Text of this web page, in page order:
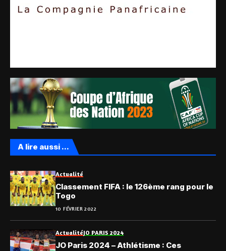
A lire aussi ...
Actualité
Classement FIFA : le 126ème rang pour le
Togo
10 FÉVRIER 2022
ActualitéJO PARIS 2024
JO Paris 2024 – Athlétisme : Ces